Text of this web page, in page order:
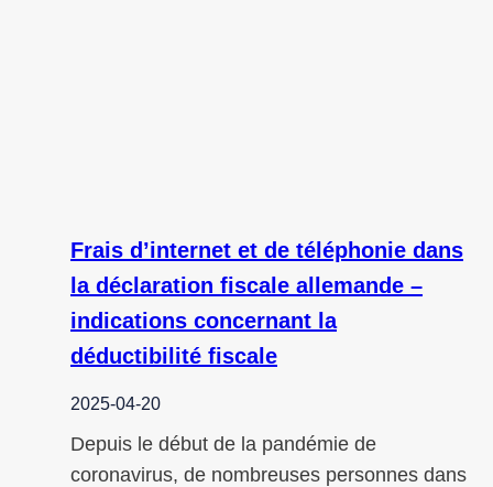
Frais d’internet et de téléphonie dans
la déclaration fiscale allemande –
indications concernant la
déductibilité fiscale
2025-04-20
Depuis le début de la pandémie de
coronavirus, de nombreuses personnes dans